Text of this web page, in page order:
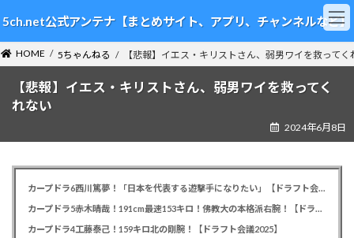
ン
テ
ン
ツ
ビ
ゲ
ー
シ
5ch.net公式アンテナ【まとめサイト、アプリ、チャンネルなど】
HOME 5ちゃんねる 【悲報】イエス・キリストさん、弱男ワイを救ってく
【悲報】イエス・キリストさん、弱男ワイを救ってく
れない
2024年6月8日
カープドラ6西川篤夢！「日本を代表する遊撃手になりたい」【ドラフト会議2025】
カープドラ5赤木晴哉！191cm最速153キロ！佛教大の本格派右腕！【ドラフト会議2025】
カープドラ4工藤泰己！159キロ北の剛腕！【ドラフト会議2025】